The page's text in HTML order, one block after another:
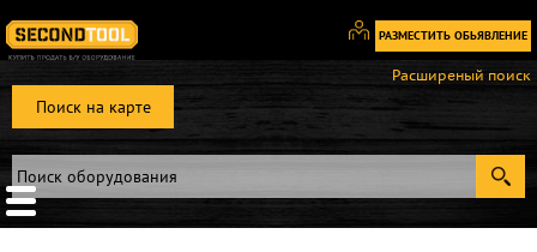
РАЗМЕСТИТЬ ОБЬЯВЛЕНИЕ
Вход
Регистрация
Поиск на карте
Расширеный поиск